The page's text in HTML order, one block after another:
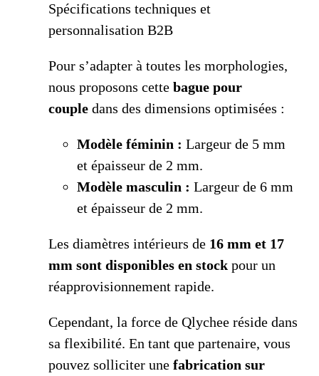
Spécifications techniques et
personnalisation B2B
Pour s’adapter à toutes les morphologies,
nous proposons cette bague pour
couple dans des dimensions optimisées :
Modèle féminin : Largeur de 5 mm
et épaisseur de 2 mm.
Modèle masculin : Largeur de 6 mm
et épaisseur de 2 mm.
Les diamètres intérieurs de 16 mm et 17
mm sont disponibles en stock pour un
réapprovisionnement rapide.
Cependant, la force de Qlychee réside dans
sa flexibilité. En tant que partenaire, vous
pouvez solliciter une fabrication sur